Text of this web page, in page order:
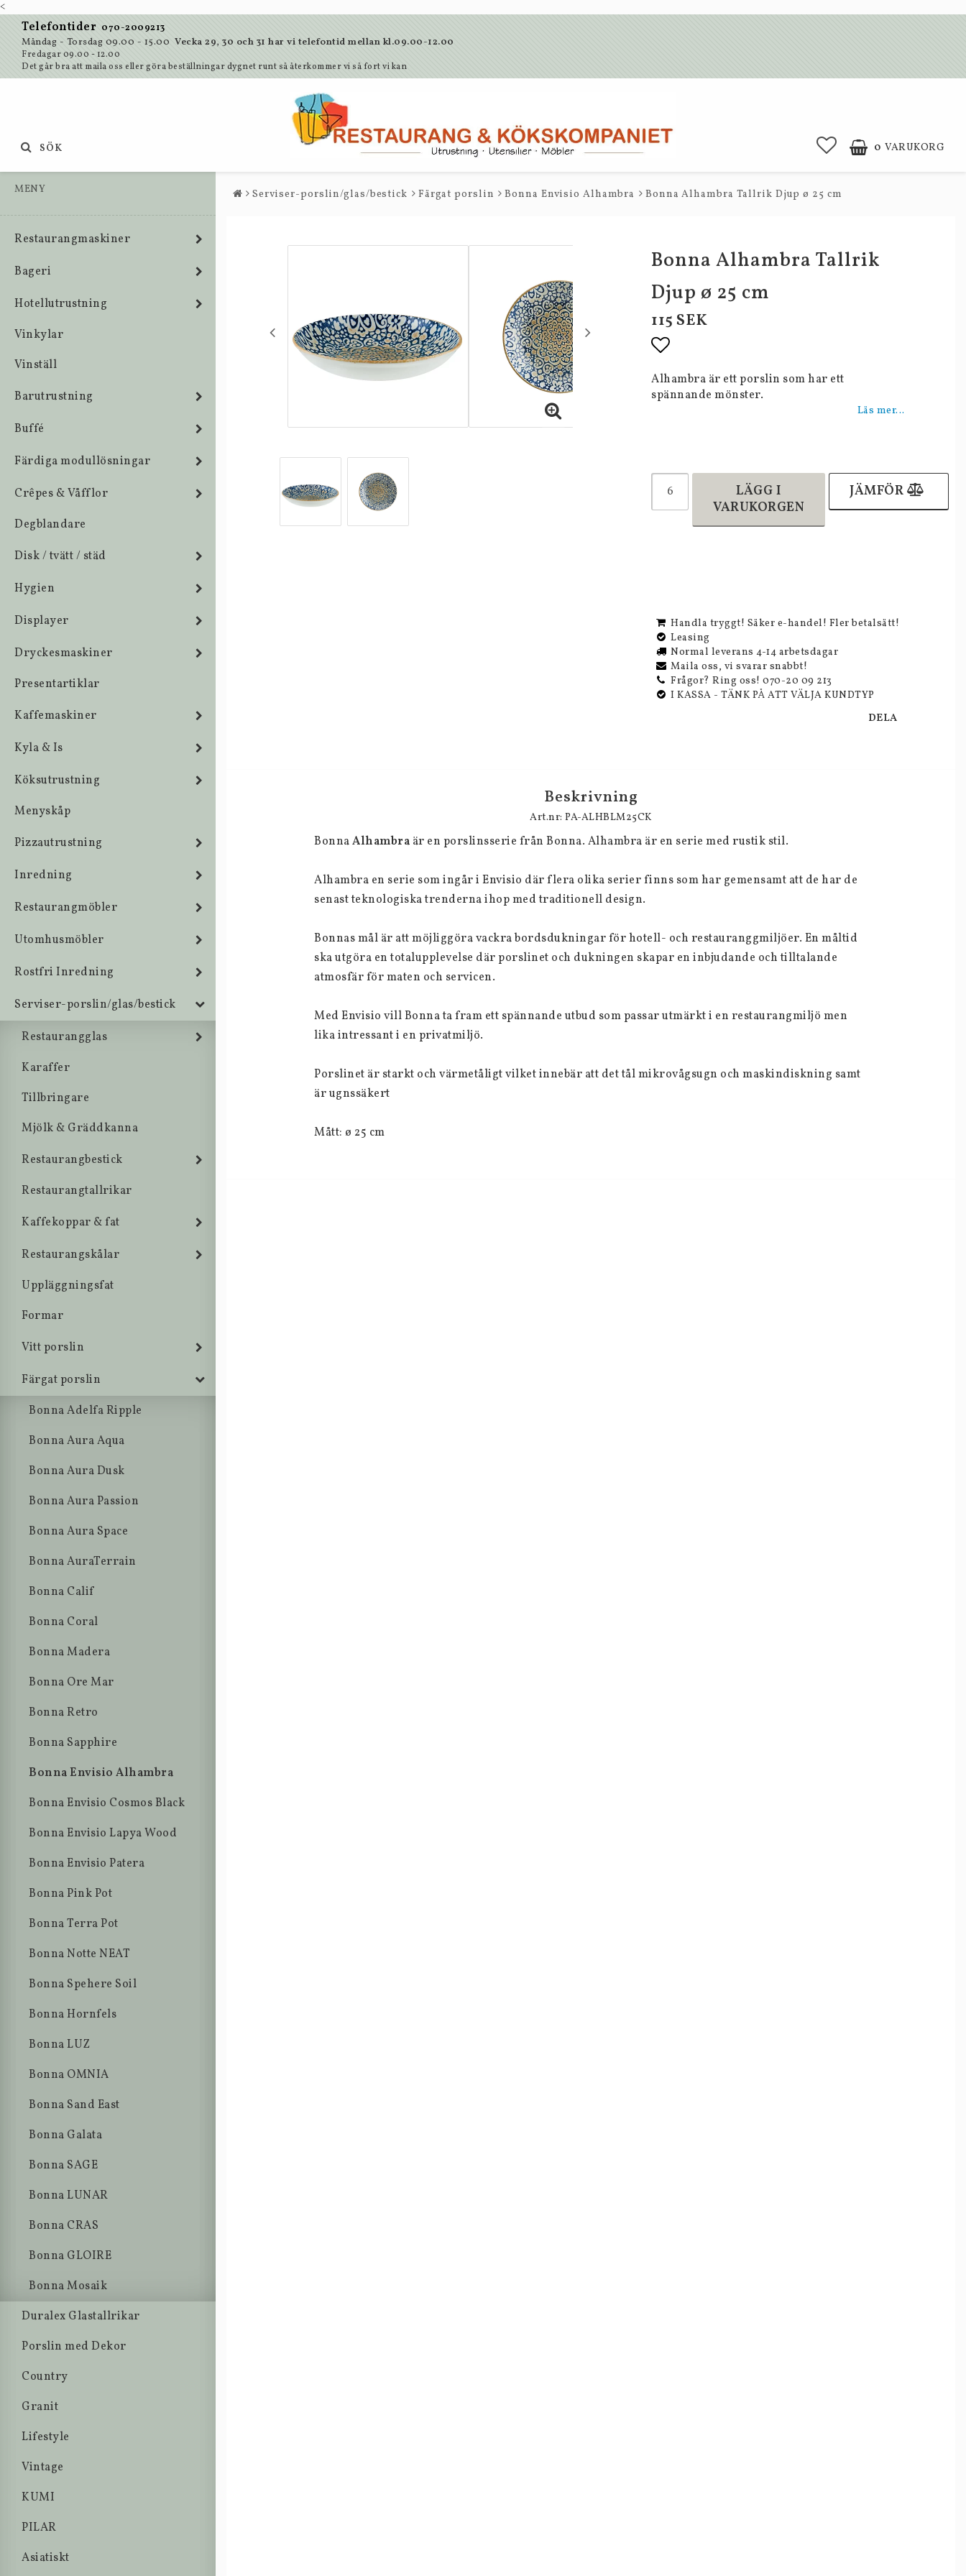
<
Telefontider 070-2009213
Måndag - Torsdag 09.00 - 15.00 Vecka 29, 30 och 31 har vi telefontid mellan kl.09.00-12.00
Fredagar 09.00 - 12.00
Det går bra att maila oss eller göra beställningar dygnet runt så återkommer vi så fort vi kan
0 VARUKORG
SÖK
MENY
Restaurangmaskiner
Bageri
Hotellutrustning
Vinkylar
Vinställ
Barutrustning
Buffé
Färdiga modullösningar
Crêpes & Våfflor
Degblandare
Disk / tvätt / städ
Hygien
Displayer
Dryckesmaskiner
Presentartiklar
Kaffemaskiner
Kyla & Is
Köksutrustning
Menyskåp
Pizzautrustning
Inredning
Restaurangmöbler
Utomhusmöbler
Rostfri Inredning
Serviser-porslin/glas/bestick
Restaurangglas
Karaffer
Tillbringare
Mjölk & Gräddkanna
Restaurangbestick
Restaurangtallrikar
Kaffekoppar & fat
Restaurangskålar
Uppläggningsfat
Formar
Vitt porslin
Färgat porslin
Bonna Adelfa Ripple
Bonna Aura Aqua
Bonna Aura Dusk
Bonna Aura Passion
Bonna Aura Space
Bonna AuraTerrain
Bonna Calif
Bonna Coral
Bonna Madera
Bonna Ore Mar
Bonna Retro
Bonna Sapphire
Bonna Envisio Alhambra
Bonna Envisio Cosmos Black
Bonna Envisio Lapya Wood
Bonna Envisio Patera
Bonna Pink Pot
Bonna Terra Pot
Bonna Notte NEAT
Bonna Spehere Soil
Bonna Hornfels
Bonna LUZ
Bonna OMNIA
Bonna Sand East
Bonna Galata
Bonna SAGE
Bonna LUNAR
Bonna CRAS
Bonna GLOIRE
Bonna Mosaik
Duralex Glastallrikar
Porslin med Dekor
Country
Granit
Lifestyle
Vintage
KUMI
PILAR
Asiatiskt
Serviser-porslin/glas/bestick Färgat porslin Bonna Envisio Alhambra Bonna Alhambra Tallrik Djup ø 25 cm
Bonna Alhambra Tallrik
Djup ø 25 cm
115 SEK
Lägg till i favoritlistan
Alhambra är ett porslin som har ett
spännande mönster.
Läs mer...
LÄGG I
VARUKORGEN
JÄMFÖR
Handla tryggt! Säker e-handel! Fler betalsätt!
Leasing
Normal leverans 4-14 arbetsdagar
Maila oss, vi svarar snabbt!
Frågor? Ring oss! 070-20 09 213
I KASSA - TÄNK PÅ ATT VÄLJA KUNDTYP
DELA
Beskrivning
Art.nr: PA-ALHBLM25CK
Bonna Alhambra är en porslinsserie från Bonna. Alhambra är en serie med rustik stil.
Alhambra en serie som ingår i Envisio där flera olika serier finns som har gemensamt att de har de
senast teknologiska trenderna ihop med traditionell design.
Bonnas mål är att möjliggöra vackra bordsdukningar för hotell- och restauranggmiljöer. En måltid
ska utgöra en totalupplevelse där porslinet och dukningen skapar en inbjudande och tilltalande
atmosfär för maten och servicen.
Med Envisio vill Bonna ta fram ett spännande utbud som passar utmärkt i en restaurangmiljö men
lika intressant i en privatmiljö.
Porslinet är starkt och värmetåligt vilket innebär att det tål mikrovågsugn och maskindiskning samt
är ugnssäkert
Mått: ø 25 cm